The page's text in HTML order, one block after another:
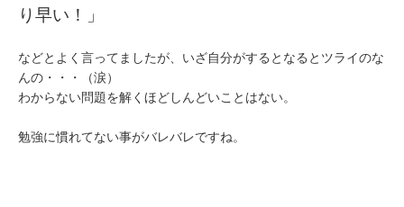
り早い！」
などとよく言ってましたが、いざ自分がするとなるとツライのな
んの・・・（涙）
わからない問題を解くほどしんどいことはない。
勉強に慣れてない事がバレバレですね。